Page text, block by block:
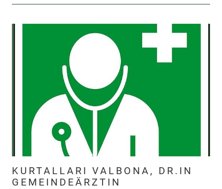
KURTALLARI VALBONA, DR.IN
GEMEINDEÄRZTIN